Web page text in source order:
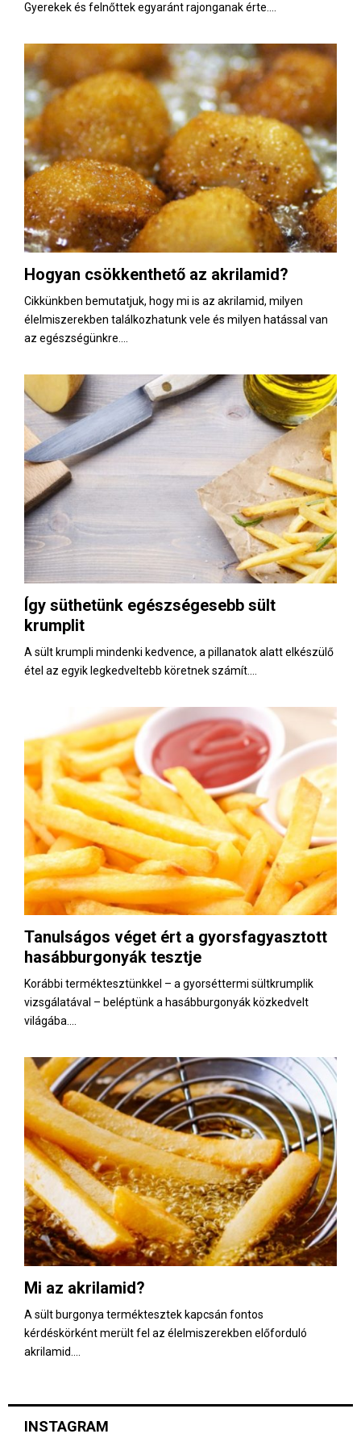
Gyerekek és felnőttek egyaránt rajonganak érte....
Hogyan csökkenthető az akrilamid?
Cikkünkben bemutatjuk, hogy mi is az akrilamid, milyen
élelmiszerekben találkozhatunk vele és milyen hatással van
az egészségünkre....
Így süthetünk egészségesebb sült
krumplit
A sült krumpli mindenki kedvence, a pillanatok alatt elkészülő
étel az egyik legkedveltebb köretnek számít....
Tanulságos véget ért a gyorsfagyasztott
hasábburgonyák tesztje
Korábbi terméktesztünkkel – a gyorséttermi sültkrumplik
vizsgálatával – beléptünk a hasábburgonyák közkedvelt
világába....
Mi az akrilamid?
A sült burgonya terméktesztek kapcsán fontos
kérdéskörként merült fel az élelmiszerekben előforduló
akrilamid....
INSTAGRAM